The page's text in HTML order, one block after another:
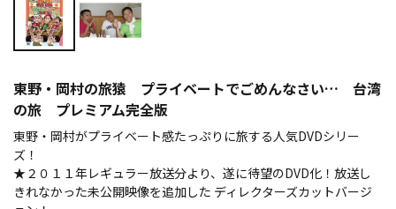
東野・岡村の旅猿 プライベートでごめんなさい… 台湾
の旅 プレミアム完全版
東野・岡村がプライベート感たっぷりに旅する人気DVDシリー
ズ！
★２０１１年レギュラー放送分より、遂に待望のDVD化！放送し
きれなかった未公開映像を追加した ディレクターズカットバージ